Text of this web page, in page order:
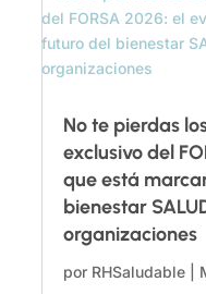
No te pierdas
exclusivo del
que está
bienestar
organizaciones
por RHSaludable|